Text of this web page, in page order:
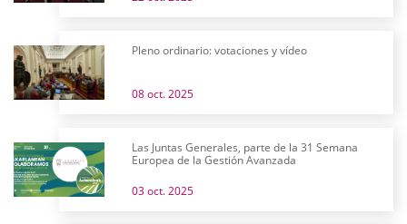
Pleno ordinario: votaciones y vídeo
08 oct. 2025
Las Juntas Generales, parte de la 31 Semana
Europea de la Gestión Avanzada
03 oct. 2025